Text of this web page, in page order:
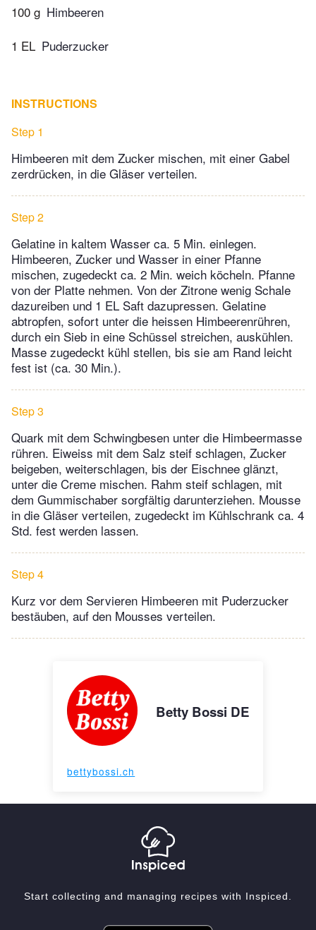
100 g Himbeeren
1 EL Puderzucker
INSTRUCTIONS
Step 1
Himbeeren mit dem Zucker mischen, mit einer Gabel
zerdrücken, in die Gläser verteilen.
Step 2
Gelatine in kaltem Wasser ca. 5 Min. einlegen.
Himbeeren, Zucker und Wasser in einer Pfanne
mischen, zugedeckt ca. 2 Min. weich köcheln. Pfanne
von der Platte nehmen. Von der Zitrone wenig Schale
dazureiben und 1 EL Saft dazupressen. Gelatine
abtropfen, sofort unter die heissen Himbeerenrühren,
durch ein Sieb in eine Schüssel streichen, auskühlen.
Masse zugedeckt kühl stellen, bis sie am Rand leicht
fest ist (ca. 30 Min.).
Step 3
Quark mit dem Schwingbesen unter die Himbeermasse
rühren. Eiweiss mit dem Salz steif schlagen, Zucker
beigeben, weiterschlagen, bis der Eischnee glänzt,
unter die Creme mischen. Rahm steif schlagen, mit
dem Gummischaber sorgfältig darunterziehen. Mousse
in die Gläser verteilen, zugedeckt im Kühlschrank ca. 4
Std. fest werden lassen.
Step 4
Kurz vor dem Servieren Himbeeren mit Puderzucker
bestäuben, auf den Mousses verteilen.
Betty Bossi DE
bettybossi.ch
Start collecting and managing recipes with Inspiced.